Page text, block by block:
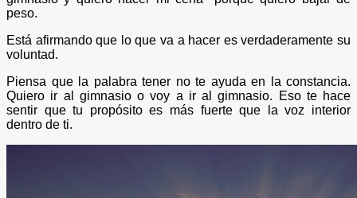
peso.
Está afirmando que lo que va a hacer es verdaderamente su
voluntad.
Piensa que la palabra tener no te ayuda en la constancia.
Quiero ir al gimnasio o voy a ir al gimnasio. Eso te hace
sentir que tu propósito es más fuerte que la voz interior
dentro de ti.